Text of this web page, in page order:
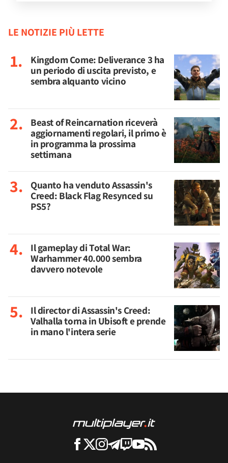
LE NOTIZIE PIÙ LETTE
Kingdom Come: Deliverance 3 ha
un periodo di uscita previsto, e
sembra alquanto vicino
Beast of Reincarnation riceverà
aggiornamenti regolari, il primo è
in programma la prossima
settimana
Quanto ha venduto Assassin's
Creed: Black Flag Resynced su
PS5?
Il gameplay di Total War:
Warhammer 40.000 sembra
davvero notevole
Il director di Assassin's Creed:
Valhalla torna in Ubisoft e prende
in mano l'intera serie